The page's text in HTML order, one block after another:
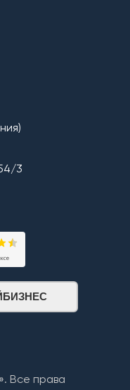
пиломатериала
(в
3
Все права